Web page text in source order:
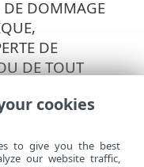
DE DOMMAGE
DE
DE TOUT
FORTUIT,
PUNITIF,
QU’EN SOIT
DÉCOULE
cookies
to give you the best
our website traffic,